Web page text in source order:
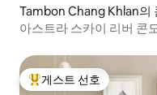
Tambon Chang Khlan의
아스트라 스카이 리버 콘
상위 게스트 선호
게스트 선호